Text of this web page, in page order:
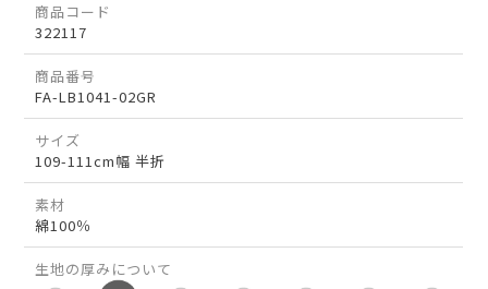
商品コード
322117
商品番号
FA-LB1041-02GR
サイズ
109-111cm幅 半折
素材
綿100％
生地の厚みについて